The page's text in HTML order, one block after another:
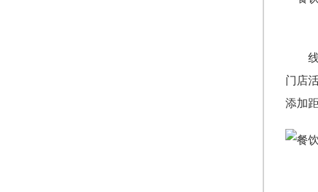
门店
添加